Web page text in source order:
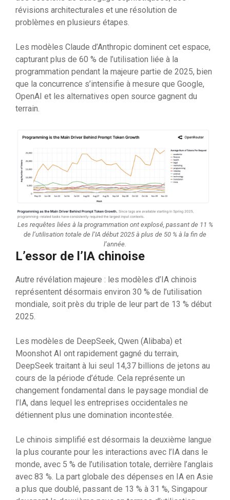
révisions architecturales et une résolution de
problèmes en plusieurs étapes.
Les modèles Claude d’Anthropic dominent cet espace,
capturant plus de 60 % de l’utilisation liée à la
programmation pendant la majeure partie de 2025, bien
que la concurrence s’intensifie à mesure que Google,
OpenAI et les alternatives open source gagnent du
terrain.
Les requêtes liées à la programmation ont explosé, passant de 11 %
de l’utilisation totale de l’IA début 2025 à plus de 50 % à la fin de
l’année.
L’essor de l’IA chinoise
Autre révélation majeure : les modèles d’IA chinois
représentent désormais environ 30 % de l’utilisation
mondiale, soit près du triple de leur part de 13 % début
2025.
Les modèles de DeepSeek, Qwen (Alibaba) et
Moonshot AI ont rapidement gagné du terrain,
DeepSeek traitant à lui seul 14,37 billions de jetons au
cours de la période d’étude. Cela représente un
changement fondamental dans le paysage mondial de
l’IA, dans lequel les entreprises occidentales ne
détiennent plus une domination incontestée.
Le chinois simplifié est désormais la deuxième langue
la plus courante pour les interactions avec l’IA dans le
monde, avec 5 % de l’utilisation totale, derrière l’anglais
avec 83 %. La part globale des dépenses en IA en Asie
a plus que doublé, passant de 13 % à 31 %, Singapour